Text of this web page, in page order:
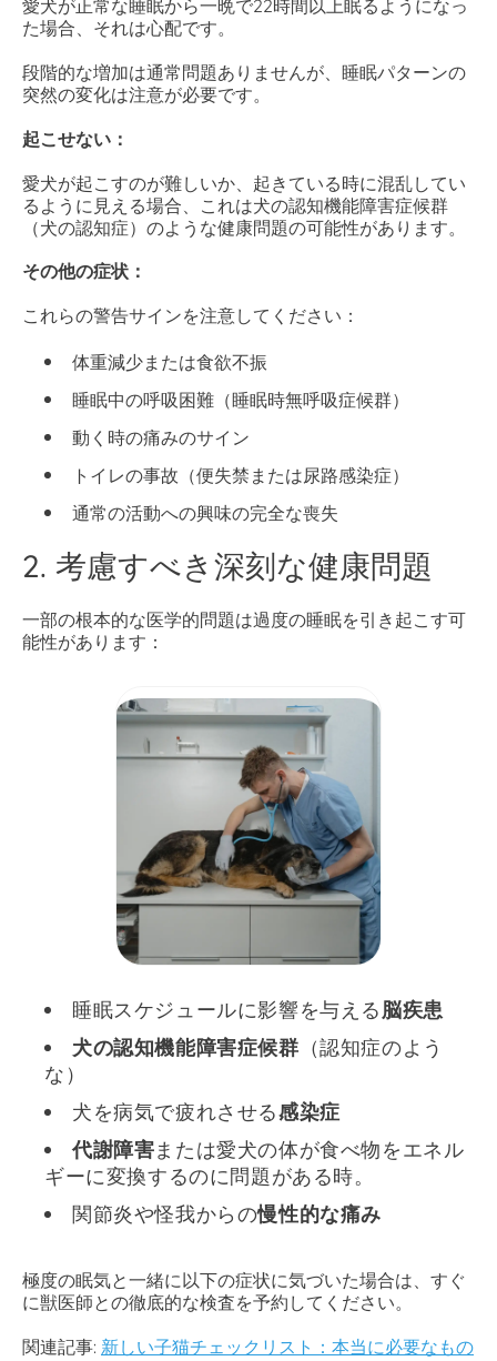
愛犬が正常な睡眠から一晩で22時間以上眠るようになっ
た場合、それは心配です。
段階的な増加は通常問題ありませんが、睡眠パターンの
突然の変化は注意が必要です。
起こせない：
愛犬が起こすのが難しいか、起きている時に混乱してい
るように見える場合、これは犬の認知機能障害症候群
（犬の認知症）のような健康問題の可能性があります。
その他の症状：
これらの警告サインを注意してください：
体重減少または食欲不振
睡眠中の呼吸困難（睡眠時無呼吸症候群）
動く時の痛みのサイン
トイレの事故（便失禁または尿路感染症）
通常の活動への興味の完全な喪失
2. 考慮すべき深刻な健康問題
一部の根本的な医学的問題は過度の睡眠を引き起こす可
能性があります：
睡眠スケジュールに影響を与える脳疾患
犬の認知機能障害症候群 （認知症のよう
な）
犬を病気で疲れさせる感染症
代謝障害または愛犬の体が食べ物をエネル
ギーに変換するのに問題がある時。
関節炎や怪我からの慢性的な痛み
極度の眠気と一緒に以下の症状に気づいた場合は、すぐ
に獣医師との徹底的な検査を予約してください。
関連記事: 新しい子猫チェックリスト：本当に必要なもの